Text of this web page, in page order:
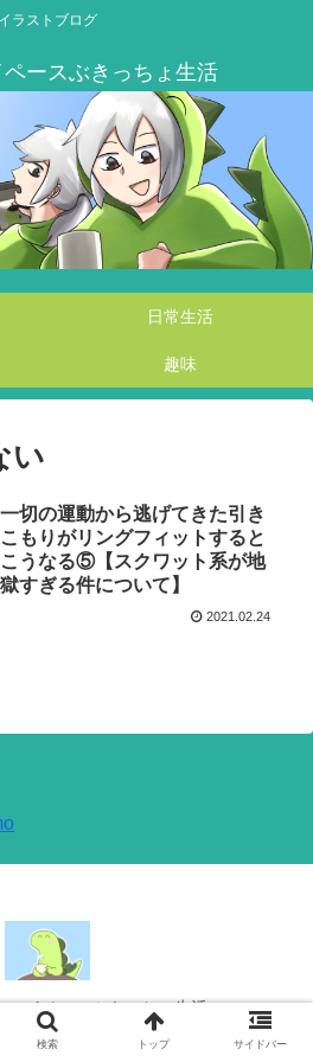
イラストブログ
日常生活
趣味
い
一切の運動から逃げてきた引き
こもりがリングフィットすると
こうなる⑤【スクワット系が地
獄すぎる件について】
2021.02.24
マイペースぶきっちょ生活.
検索 トップ サイドバー